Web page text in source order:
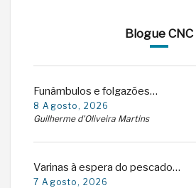
Blogue CNC
Funâmbulos e folgazões…
8 Agosto, 2026
Guilherme d'Oliveira Martins
Varinas à espera do pescado…
7 Agosto, 2026